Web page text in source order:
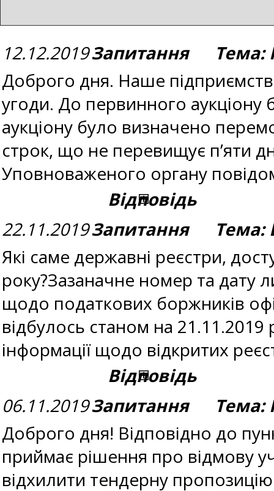
12.12.2019Запитання Тема:
Доброго дня. Наше
угоди. До первинного аукціону
аукціону було визначено
строк, що не перевищує п’яти
Уповноваженого органу
Відповідь
22.11.2019Запитання Тема:
Які саме державні реєстри,
року?Зазаначне номер та дату
щодо податкових боржників
відбулось станом на
інформації щодо відкритих
Відповідь
06.11.2019Запитання Тема:
Доброго дня! Відповідно до
приймає рішення про відмову
відхилити тендерну